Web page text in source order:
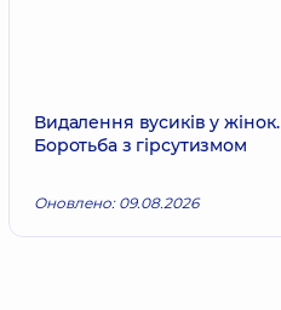
Видалення вусиків у жінок.
Боротьба з гірсутизмом
Оновлено: 09.08.2026